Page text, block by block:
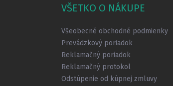
VŠETKO O NÁKUPE
Všeobecné obchodné podmienky
Prevádzkový poriadok
Reklamačný poriadok
Reklamačný protokol
Odstúpenie od kúpnej zmluvy